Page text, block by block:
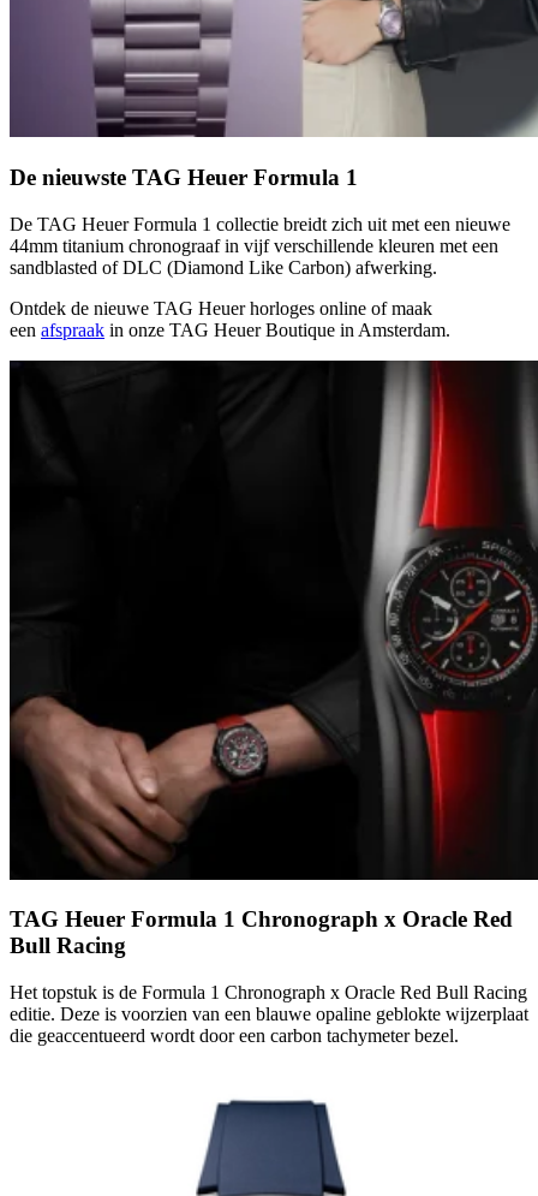
De nieuwste TAG Heuer Formula 1
De TAG Heuer Formula 1 collectie breidt zich uit met een nieuwe
44mm titanium chronograaf in vijf verschillende kleuren met een
sandblasted of DLC (Diamond Like Carbon) afwerking.
Ontdek de nieuwe TAG Heuer horloges online of maak
een afspraak in onze TAG Heuer Boutique in Amsterdam.
TAG Heuer Formula 1 Chronograph x Oracle Red
Bull Racing
Het topstuk is de Formula 1 Chronograph x Oracle Red Bull Racing
editie. Deze is voorzien van een blauwe opaline geblokte wijzerplaat
die geaccentueerd wordt door een carbon tachymeter bezel.